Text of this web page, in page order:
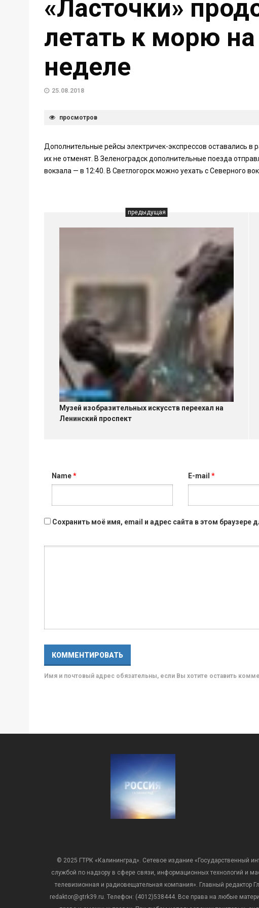
«Ласточки»
летать к морю
неделе
25.08.2018
просмотров
Дополнительные рейсы электричек-экспрессов оставались в
их не отменят. В Зеленоградск дополнительные поезда
вокзала — в 12:40. В Светлогорск можно уехать с Северного
предыдущая
Музей изобразительных искусств переехал на
Ленинский проспект
Name* E-mail*
Сохранить моё имя, email и адрес сайта в этом
Имя и почтовый адрес обязательны, если Вы хотите оставить
© 2025 ГТРК «Калининград». Сетевое издание «Государственный
службой по надзору в сфере связи, информационных технологий и
телевизионная и радиовещательная компания». Главный редактор
redaktor@gtrk39.ru. Телефон: (4012)538444. Все права на любые